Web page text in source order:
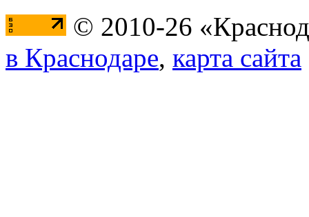
© 2010-26
в Краснодаре, карта сайта